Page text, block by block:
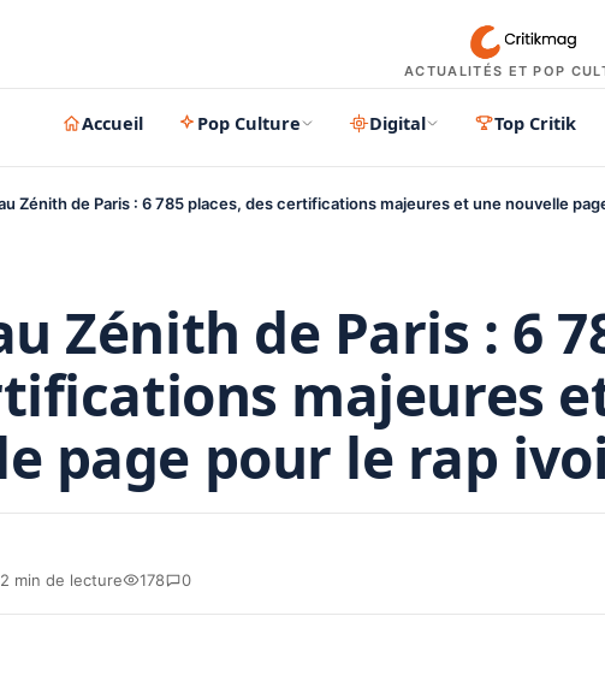
ACTUALITÉS ET POP
Accueil Pop Culture Digital Top Critik
Zénith de Paris : 6 785 places, des certifications majeures et une nouvelle
Zénith de Paris : 6
majeures
page pour le rap
2 min de lecture 178 0